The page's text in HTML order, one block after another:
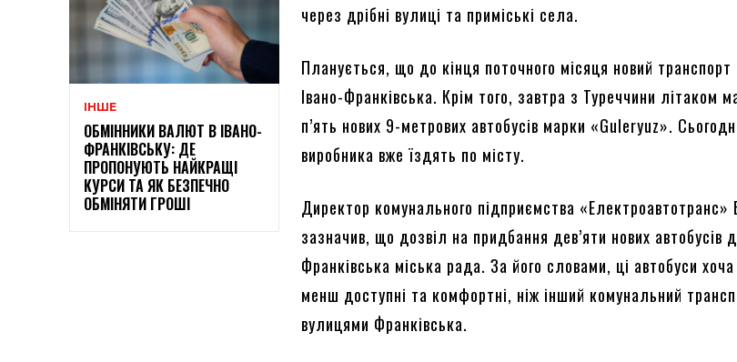
ІНШЕ
ОБМІННИКИ ВАЛЮТ В ІВАНО-
ФРАНКІВСЬКУ: ДЕ
ПРОПОНУЮТЬ НАЙКРАЩІ
КУРСИ ТА ЯК БЕЗПЕЧНО
ОБМІНЯТИ ГРОШІ
через дрібні вулиці та приміські села.
Планується, що до кінця поточного місяця новий транспорт
Івано-Франківська. Крім того, завтра з Туреччини літаком
п’ять нових 9-метрових автобусів марки «Guleryuz».
виробника вже їздять по місту.
Директор комунального підприємства «Електроавтотранс»
зазначив, що дозвіл на придбання дев’яти нових автобусів
Франківська міська рада. За його словами, ці автобуси
менш доступні та комфортні, ніж інший комунальний
вулицями Франківська.